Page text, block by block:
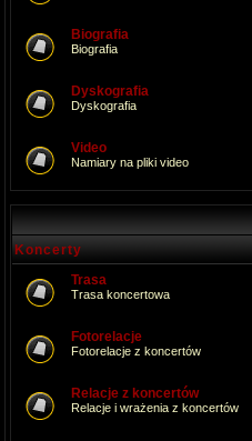
Biografia
Biografia
Dyskografia
Dyskografia
Video
Namiary na pliki video
Koncerty
Trasa
Trasa koncertowa
Fotorelacje
Fotorelacje z koncertów
Relacje z koncertów
Relacje i wrażenia z koncertów